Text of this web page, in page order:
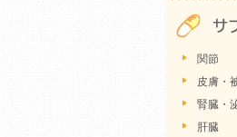
関節
皮膚・
腎臓・
肝臓